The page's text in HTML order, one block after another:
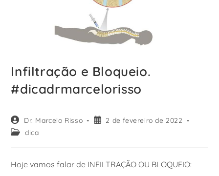
Infiltração e Bloqueio.
#dicadrmarcelorisso
Dr. Marcelo Risso
2 de fevereiro de 2022
dica
Hoje vamos falar de INFILTRAÇÃO OU BLOQUEIO: